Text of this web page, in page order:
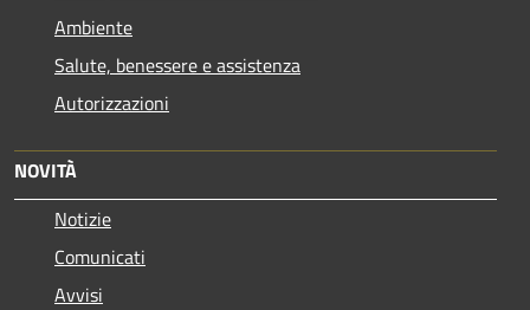
Ambiente
Salute, benessere e assistenza
Autorizzazioni
NOVITÀ
Notizie
Comunicati
Avvisi